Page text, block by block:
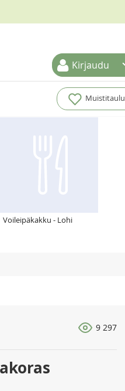
Kirjaudu
Muistitaulu
Voileipäkakku - Lohi
9 297